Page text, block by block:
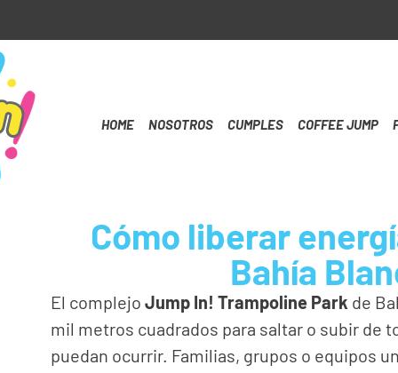
HOME NOSOTROS CUMPLES COFFEE JUMP
Cómo liberar
Bahía
El complejo Jump In! Trampoline Park de
mil metros cuadrados para saltar o subir de
puedan ocurrir. Familias, grupos o equipos